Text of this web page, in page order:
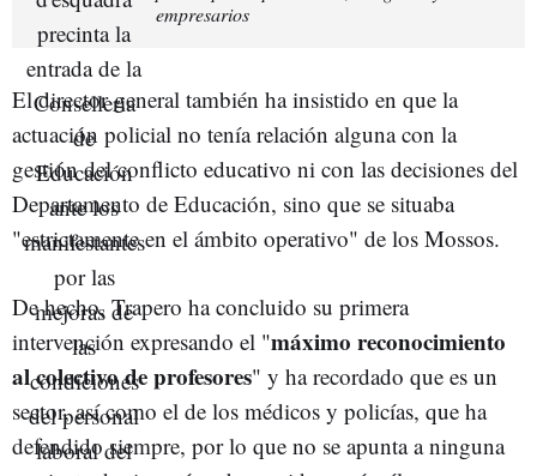
empresarios
El director general también ha insistido en que la
actuación policial no tenía relación alguna con la
gestión del conflicto educativo ni con las decisiones del
Departamento de Educación, sino que se situaba
"estrictamente en el ámbito operativo" de los Mossos.
De hecho, Trapero ha concluido su primera
intervención expresando el "máximo reconocimiento
al colectivo de profesores" y ha recordado que es un
sector, así como el de los médicos y policías, que ha
defendido siempre, por lo que no se apunta a ninguna